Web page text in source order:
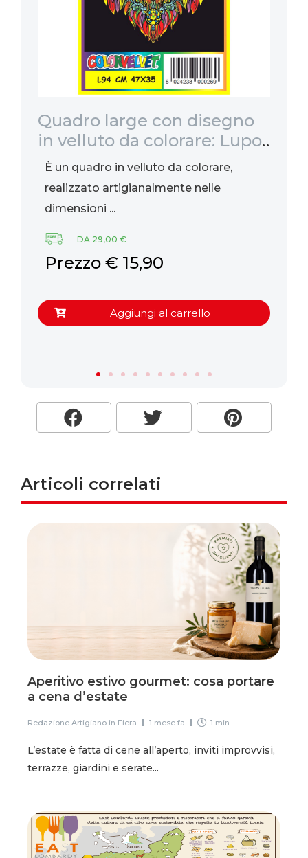
Quadro large con disegno
in velluto da colorare: Lupo,
47x35cm
È un quadro in velluto da colorare,
realizzato artigianalmente nelle
dimensioni ...
DA 29,00 €
Prezzo € 15,90
Aggiungi al carrello
Articoli correlati
Aperitivo estivo gourmet: cosa portare
a cena d’estate
Redazione Artigiano in Fiera 1 mese fa 1 min
L’estate è fatta di cene all’aperto, inviti improvvisi,
terrazze, giardini e serate...